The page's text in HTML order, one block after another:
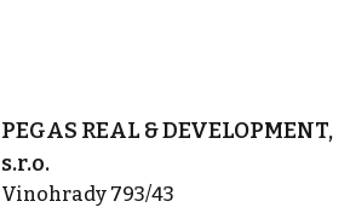
PEGAS REAL & DEVELOPMENT,
s.r.o.
Vinohrady 793/43